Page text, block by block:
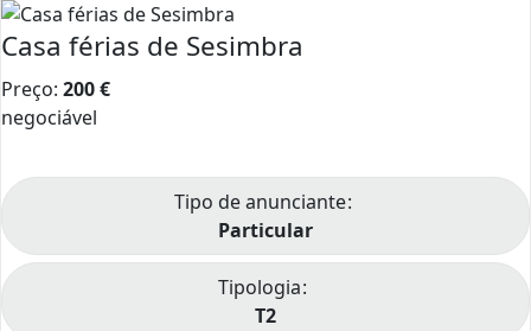
Casa férias de Sesimbra
Preço: 200€
negociável
Tipo de anunciante
Particular
Tipologia
T2